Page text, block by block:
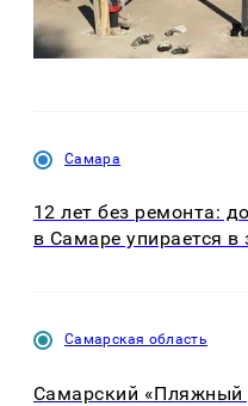
Самара
12 лет без ремонта:
в Самаре упирается
Самарская область
Самарский